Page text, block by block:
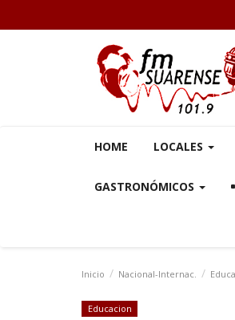
HOME LOCALES
GASTRONÓMICOS
Inicio Nacional-Internac.
Educacion